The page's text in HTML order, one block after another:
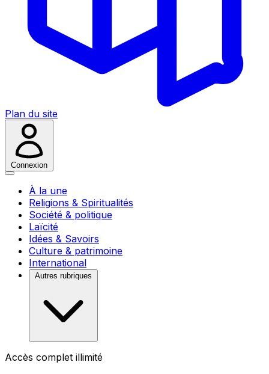
Plan du site
Connexion
À la une
Religions & Spiritualités
Société & politique
Laïcité
Idées & Savoirs
Culture & patrimoine
International
Autres rubriques
Accès complet illimité